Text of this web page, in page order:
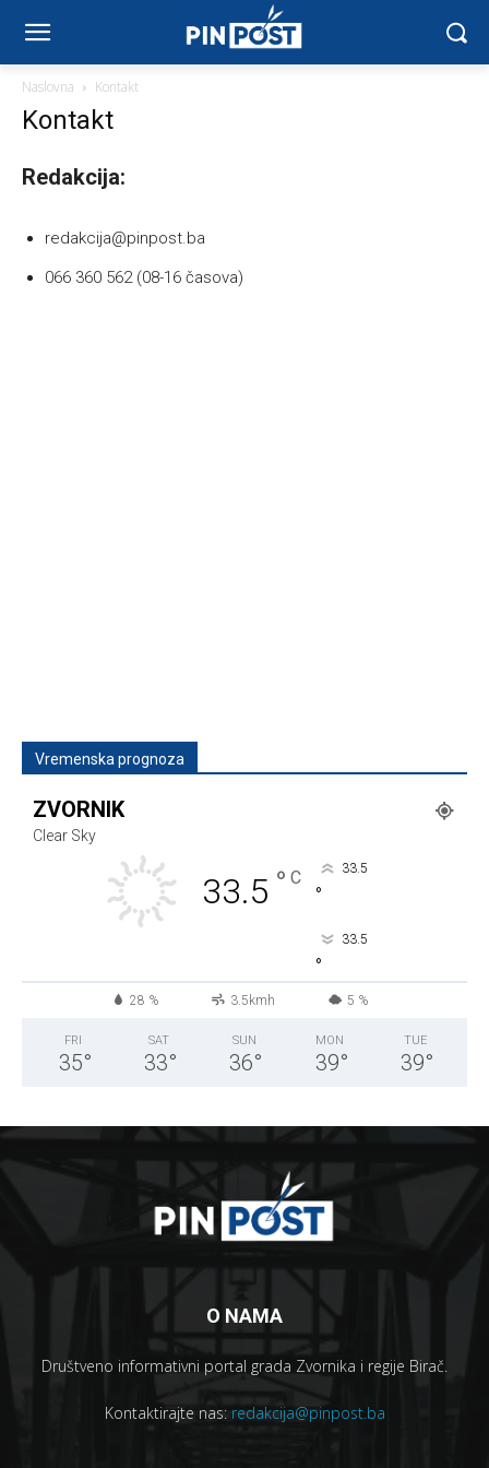
Naslovna Kontakt
Kontakt
Redakcija:
redakcija@pinpost.ba
066 360 562 (08-16 časova)
Vremenska prognoza
ZVORNIK
Clear Sky
33.5 ° C 33.5
°
33.5
°
28 % 3.5kmh 5 %
FRI
35°
SAT
33°
SUN
36°
MON
39°
TUE
39°
O NAMA
Društveno informativni portal grada Zvornika i regije Birač.
Kontaktirajte nas: redakcija@pinpost.ba